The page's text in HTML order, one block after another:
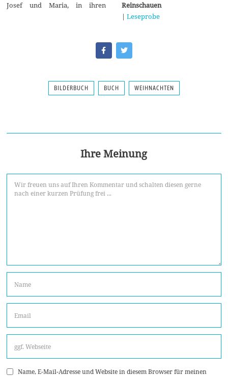
Josef und Maria, in ihren
Reinschauen
| Leseprobe
BILDERBUCH BUCH WEIHNACHTEN
Ihre Meinung
Name, E-Mail-Adresse und Website in diesem Browser für meinen